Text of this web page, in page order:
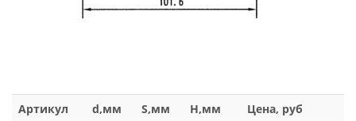
Артикул d,мм S,мм H,мм
Цена, руб